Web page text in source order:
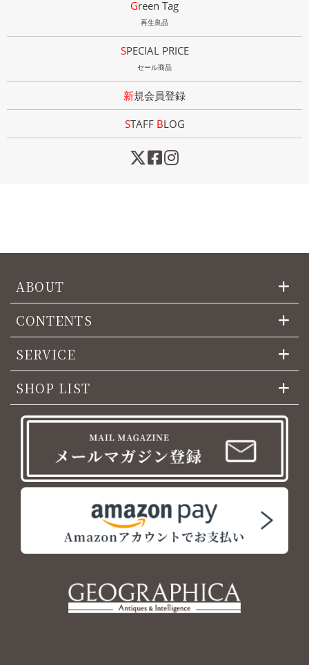
Green Tag
再生良品
SPECIAL PRICE
セール商品
新規会員登録
STAFF BLOG
ABOUT
CONTENTS
SERVICE
SHOP LIST